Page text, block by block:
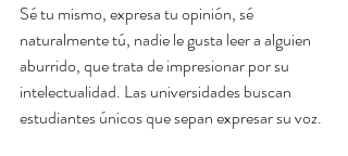
Sé tu mismo, expresa tu opinión, sé
naturalmente tú, nadie le gusta leer a alguien
aburrido, que trata de impresionar por su
intelectualidad. Las universidades buscan
estudiantes únicos que sepan expresar su voz.